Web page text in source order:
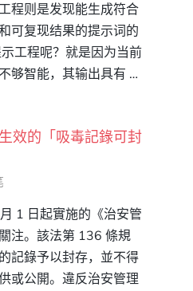
程则是发现能生成符合
可复现结果的提示词的
工程呢？就是因为当前
够智能，其输出具有 …
效的「吸毒記錄可封
1 日起實施的《治安管
注。該法第 136 條規
記錄予以封存，並不得
或公開。違反治安管理